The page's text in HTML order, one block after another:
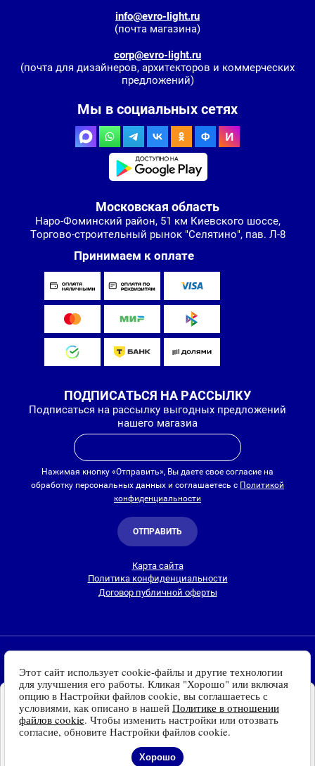
Установите наш сайт на
Ваше устройство
Доступно для устройств
на платформе Android
Установить
info@evro-light.ru
(почта магазина)
corp@evro-light.ru
(почта для дизайнеров, архитекторов и коммерческих
предложений)
Мы в социальных сетях
Московская область
Наро-Фоминский район, 51 км Киевского шоссе,
Торгово-строительный рынок "Селятино", пав. Л-8
Принимаем к оплате
ПОДПИСАТЬСЯ НА РАССЫЛКУ
Подписаться на рассылку выгодных предложений
нашего магазиа
Нажимая кнопку «Отправить», Вы даете свое согласие на
обработку персональных данных и соглашаетесь с Политикой
конфиденциальности
ОТПРАВИТЬ
Карта сайта
Политика конфиденциальности
Договор публичной оферты
Люстры, светильники и другие приборы освещения для
дома и улицы с доставкойпо всей России. Все права
защищены.
Информация о технических характеристиках, стране изготовления, внешнем
виде и цвете товаровносит справочный
и основывается на последних доступных к моменту публикации
сведениях
Этот сайт использует cookie-файлы и другие технологии
для улучшения его работы. Кликая "Хорошо" или включая
опцию в Настройки файлов cookie, вы соглашаетесь с
условиями, как описано в нашей Политике в отношении
файлов cookie. Чтобы изменить настройки или отозвать
согласие, обновите Настройки файлов cookie.
Хорошо